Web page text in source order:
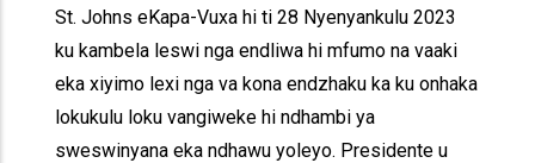
St. Johns eKapa-Vuxa hi ti 28 Nyenyankulu 2023
ku kambela leswi nga endliwa hi mfumo na vaaki
eka xiyimo lexi nga va kona endzhaku ka ku onhaka
lokukulu loku vangiweke hi ndhambi ya
sweswinyana eka ndhawu yoleyo. Presidente u